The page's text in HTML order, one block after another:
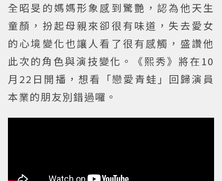
全昭旻的媽媽形象感到驚艷，認為他天生
童顏，扮起母親來卻很有味道，失去愛女
的心境變化也讓人看了很有感觸，盛讚他
此次的角色與演技變化。《熙秀》將在10
月22日開播，想看「戀愛青蛙」回歸演員
本業的朋友別錯過囉。